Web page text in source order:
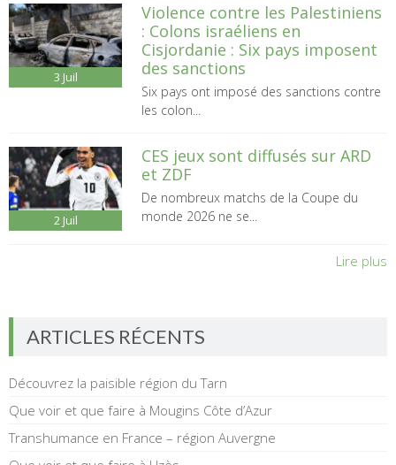
3 Juil
Violence contre les Palestiniens
: Colons israéliens en
Cisjordanie : Six pays imposent
des sanctions
Six pays ont imposé des sanctions contre
les colon...
2 Juil
CES jeux sont diffusés sur ARD
et ZDF
De nombreux matchs de la Coupe du
monde 2026 ne se...
Lire plus
ARTICLES RÉCENTS
Découvrez la paisible région du Tarn
Que voir et que faire à Mougins Côte d’Azur
Transhumance en France – région Auvergne